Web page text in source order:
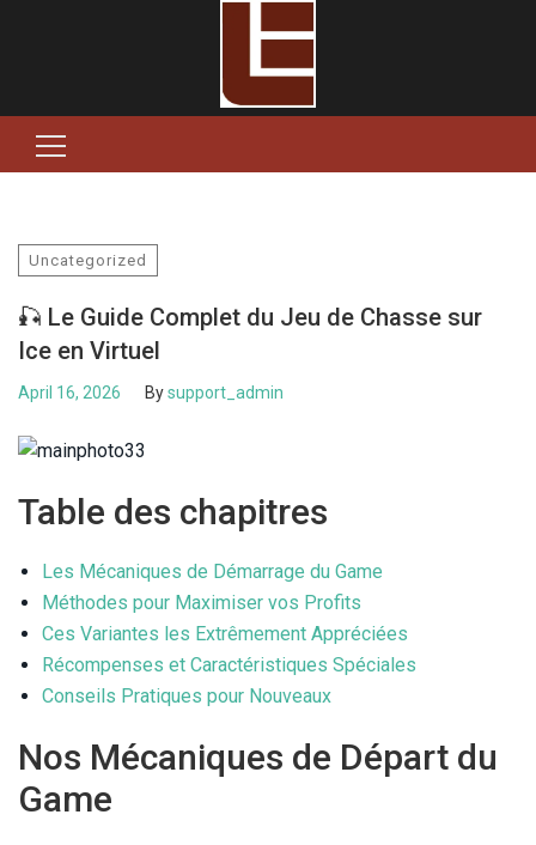
Search
Uncategorized
🎣 Le Guide Complet du Jeu de Chasse sur
Ice en Virtuel
April 16, 2026 Bysupport_admin
Table des chapitres
Les Mécaniques de Démarrage du Game
Méthodes pour Maximiser vos Profits
Ces Variantes les Extrêmement Appréciées
Récompenses et Caractéristiques Spéciales
Conseils Pratiques pour Nouveaux
Nos Mécaniques de Départ du
Game